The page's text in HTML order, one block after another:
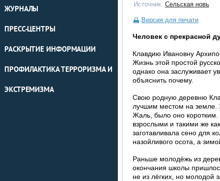
ЖУРНАЛЫ
ПРЕСС-ЦЕНТРЫ
РАСКРЫТИЕ ИНФОРМАЦИИ
ПРОФИЛАКТИКА ТЕРРОРИЗМА И
ЭКСТРЕМИЗМА
Источник: Сельская новь
Версия для печати
Человек с прекрасной
Клавдию Ивановну
Жизнь этой простой
однако она заслуживает
объяснить почему.
Свою родную деревню
лучшим местом на земле.
Жаль, было оно коротким.
взрослыми и такими же
заготавливала сено для
назойливого осота, а
Раньше молодёжь из
окончания школы
не из лёгких, но молодой